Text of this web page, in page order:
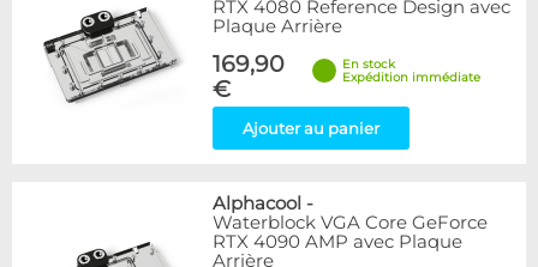
RTX 4080 Reference Design avec
Plaque Arrière
169,90
€
En stock
Expédition immédiate
Ajouter au panier
Alphacool -
Waterblock VGA Core GeForce
RTX 4090 AMP avec Plaque
Arrière